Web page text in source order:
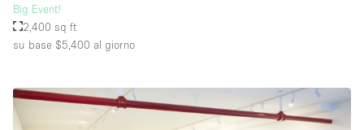
Big Event!
2,400 sq ft
su base $5,400 al giorno